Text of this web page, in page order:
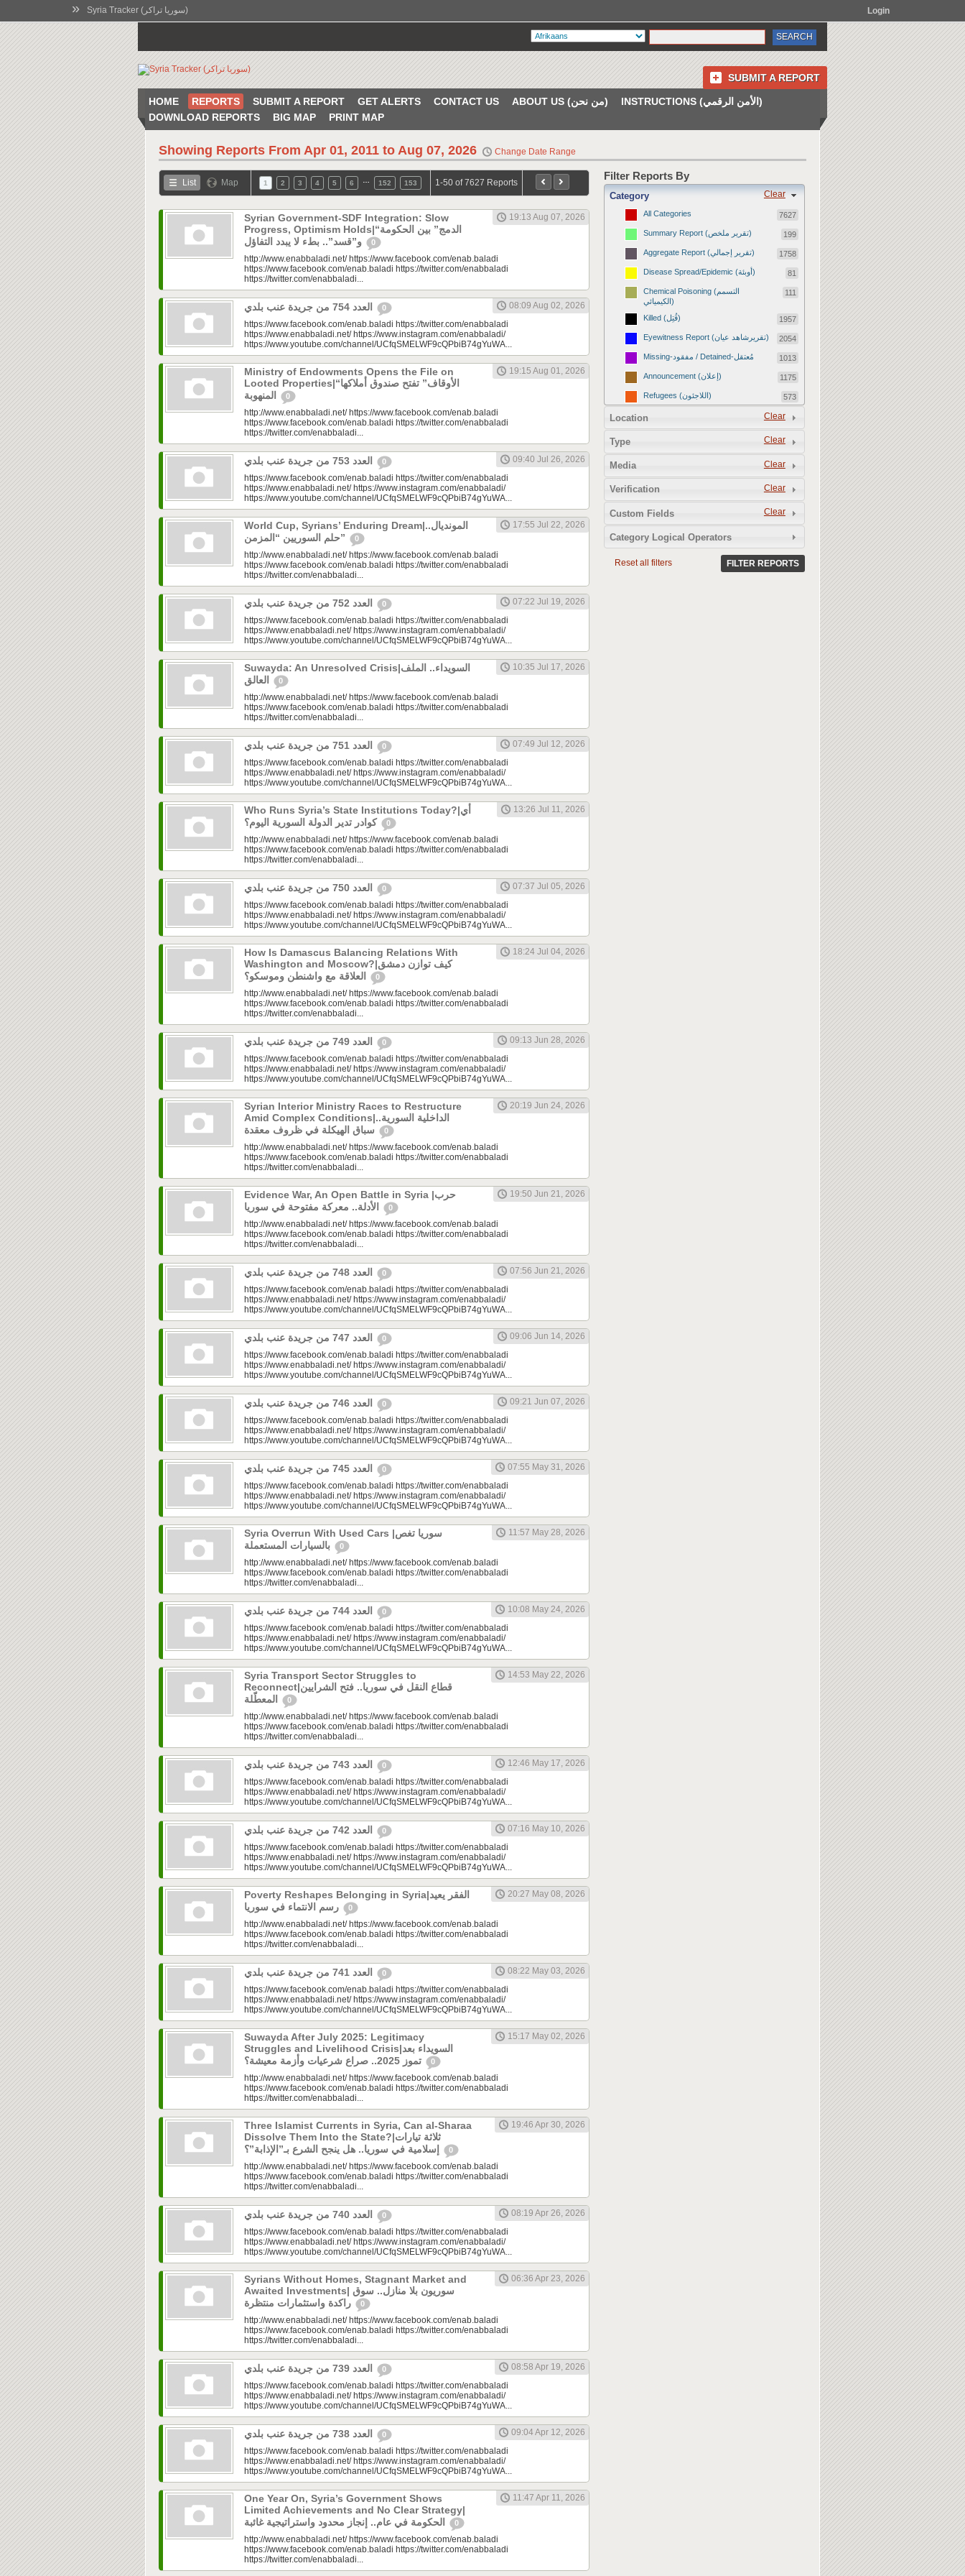
» Syria Tracker (سوريا تراكر) Login
SUBMIT A REPORT
HOME REPORTS SUBMIT A REPORT GET ALERTS CONTACT US ABOUT US (من نحن)
INSTRUCTIONS (الأمن الرقمي)
DOWNLOAD REPORTS
BIG MAP PRINT MAP
Showing Reports From Apr 01, 2011 to Aug 07, 2026 Change Date Range
List Map 1 2 3 4 5 6 152 153 1-50 of 7627 Reports
Syrian Government-SDF Integration: Slow
Progress, Optimism Holds|“الدمج” بين الحكومة
0
19:13 Aug 07, 2026
http://www.enabbaladi.net/ https://www.facebook.com/enab.baladi
https://www.facebook.com/enab.baladi https://twitter.com/enabbaladi
https://twitter.com/enabbaladi...
0
08:09 Aug 02, 2026
https://www.facebook.com/enab.baladi https://twitter.com/enabbaladi
https://www.enabbaladi.net/ https://www.instagram.com/enabbaladi/
https://www.youtube.com/channel/UCfqSMELWF9cQPbiB74gYuWA...
Ministry of Endowments Opens the File on
Looted Properties|“الأوقاف” تفتح صندوق أملاكها
0
19:15 Aug 01, 2026
http://www.enabbaladi.net/ https://www.facebook.com/enab.baladi
https://www.facebook.com/enab.baladi https://twitter.com/enabbaladi
https://twitter.com/enabbaladi...
0
09:40 Jul 26, 2026
https://www.facebook.com/enab.baladi https://twitter.com/enabbaladi
https://www.enabbaladi.net/ https://www.instagram.com/enabbaladi/
https://www.youtube.com/channel/UCfqSMELWF9cQPbiB74gYuWA...
World Cup, Syrians’ Enduring Dream|المونديال..
حلم السوريين “المزمن”
0
17:55 Jul 22, 2026
http://www.enabbaladi.net/ https://www.facebook.com/enab.baladi
https://www.facebook.com/enab.baladi https://twitter.com/enabbaladi
https://twitter.com/enabbaladi...
0
07:22 Jul 19, 2026
https://www.facebook.com/enab.baladi https://twitter.com/enabbaladi
https://www.enabbaladi.net/ https://www.instagram.com/enabbaladi/
https://www.youtube.com/channel/UCfqSMELWF9cQPbiB74gYuWA...
Suwayda: An Unresolved Crisis|السويداء.. الملف
0
10:35 Jul 17, 2026
http://www.enabbaladi.net/ https://www.facebook.com/enab.baladi
https://www.facebook.com/enab.baladi https://twitter.com/enabbaladi
https://twitter.com/enabbaladi...
0
07:49 Jul 12, 2026
https://www.facebook.com/enab.baladi https://twitter.com/enabbaladi
https://www.enabbaladi.net/ https://www.instagram.com/enabbaladi/
https://www.youtube.com/channel/UCfqSMELWF9cQPbiB74gYuWA...
Who Runs Syria’s State Institutions Today?|أي
كوادر تدير الدولة السورية اليوم؟
0
13:26 Jul 11, 2026
http://www.enabbaladi.net/ https://www.facebook.com/enab.baladi
https://www.facebook.com/enab.baladi https://twitter.com/enabbaladi
https://twitter.com/enabbaladi...
0
07:37 Jul 05, 2026
https://www.facebook.com/enab.baladi https://twitter.com/enabbaladi
https://www.enabbaladi.net/ https://www.instagram.com/enabbaladi/
https://www.youtube.com/channel/UCfqSMELWF9cQPbiB74gYuWA...
How Is Damascus Balancing Relations With
Washington and Moscow?|كيف توازن دمشق
0
18:24 Jul 04, 2026
http://www.enabbaladi.net/ https://www.facebook.com/enab.baladi
https://www.facebook.com/enab.baladi https://twitter.com/enabbaladi
https://twitter.com/enabbaladi...
0
09:13 Jun 28, 2026
https://www.facebook.com/enab.baladi https://twitter.com/enabbaladi
https://www.enabbaladi.net/ https://www.instagram.com/enabbaladi/
https://www.youtube.com/channel/UCfqSMELWF9cQPbiB74gYuWA...
Syrian Interior Ministry Races to Restructure
Amid Complex Conditions|الداخلية السورية..
0
20:19 Jun 24, 2026
http://www.enabbaladi.net/ https://www.facebook.com/enab.baladi
https://www.facebook.com/enab.baladi https://twitter.com/enabbaladi
https://twitter.com/enabbaladi...
Evidence War, An Open Battle in Syria |حرب
0
19:50 Jun 21, 2026
http://www.enabbaladi.net/ https://www.facebook.com/enab.baladi
https://www.facebook.com/enab.baladi https://twitter.com/enabbaladi
https://twitter.com/enabbaladi...
0
07:56 Jun 21, 2026
https://www.facebook.com/enab.baladi https://twitter.com/enabbaladi
https://www.enabbaladi.net/ https://www.instagram.com/enabbaladi/
https://www.youtube.com/channel/UCfqSMELWF9cQPbiB74gYuWA...
0
09:06 Jun 14, 2026
https://www.facebook.com/enab.baladi https://twitter.com/enabbaladi
https://www.enabbaladi.net/ https://www.instagram.com/enabbaladi/
https://www.youtube.com/channel/UCfqSMELWF9cQPbiB74gYuWA...
0
09:21 Jun 07, 2026
https://www.facebook.com/enab.baladi https://twitter.com/enabbaladi
https://www.enabbaladi.net/ https://www.instagram.com/enabbaladi/
https://www.youtube.com/channel/UCfqSMELWF9cQPbiB74gYuWA...
0
07:55 May 31, 2026
https://www.facebook.com/enab.baladi https://twitter.com/enabbaladi
https://www.enabbaladi.net/ https://www.instagram.com/enabbaladi/
https://www.youtube.com/channel/UCfqSMELWF9cQPbiB74gYuWA...
Syria Overrun With Used Cars |سوريا تغص
0
11:57 May 28, 2026
http://www.enabbaladi.net/ https://www.facebook.com/enab.baladi
https://www.facebook.com/enab.baladi https://twitter.com/enabbaladi
https://twitter.com/enabbaladi...
0
10:08 May 24, 2026
https://www.facebook.com/enab.baladi https://twitter.com/enabbaladi
https://www.enabbaladi.net/ https://www.instagram.com/enabbaladi/
https://www.youtube.com/channel/UCfqSMELWF9cQPbiB74gYuWA...
Syria Transport Sector Struggles to
Reconnect|قطاع النقل في سوريا.. فتح الشرايين
0
14:53 May 22, 2026
http://www.enabbaladi.net/ https://www.facebook.com/enab.baladi
https://www.facebook.com/enab.baladi https://twitter.com/enabbaladi
https://twitter.com/enabbaladi...
0
12:46 May 17, 2026
https://www.facebook.com/enab.baladi https://twitter.com/enabbaladi
https://www.enabbaladi.net/ https://www.instagram.com/enabbaladi/
https://www.youtube.com/channel/UCfqSMELWF9cQPbiB74gYuWA...
0
07:16 May 10, 2026
https://www.facebook.com/enab.baladi https://twitter.com/enabbaladi
https://www.enabbaladi.net/ https://www.instagram.com/enabbaladi/
https://www.youtube.com/channel/UCfqSMELWF9cQPbiB74gYuWA...
Poverty Reshapes Belonging in Syria|الفقر يعيد
0
20:27 May 08, 2026
http://www.enabbaladi.net/ https://www.facebook.com/enab.baladi
https://www.facebook.com/enab.baladi https://twitter.com/enabbaladi
https://twitter.com/enabbaladi...
0
08:22 May 03, 2026
https://www.facebook.com/enab.baladi https://twitter.com/enabbaladi
https://www.enabbaladi.net/ https://www.instagram.com/enabbaladi/
https://www.youtube.com/channel/UCfqSMELWF9cQPbiB74gYuWA...
Suwayda After July 2025: Legitimacy
Struggles and Livelihood Crisis|السويداء بعد
0
15:17 May 02, 2026
http://www.enabbaladi.net/ https://www.facebook.com/enab.baladi
https://www.facebook.com/enab.baladi https://twitter.com/enabbaladi
https://twitter.com/enabbaladi...
Three Islamist Currents in Syria, Can al-Sharaa
Dissolve Them Into the State?|ثلاثة تيارات
0
19:46 Apr 30, 2026
http://www.enabbaladi.net/ https://www.facebook.com/enab.baladi
https://www.facebook.com/enab.baladi https://twitter.com/enabbaladi
https://twitter.com/enabbaladi...
0
08:19 Apr 26, 2026
https://www.facebook.com/enab.baladi https://twitter.com/enabbaladi
https://www.enabbaladi.net/ https://www.instagram.com/enabbaladi/
https://www.youtube.com/channel/UCfqSMELWF9cQPbiB74gYuWA...
Syrians Without Homes, Stagnant Market and
Awaited Investments| سوريون بلا منازل.. سوق
0
06:36 Apr 23, 2026
http://www.enabbaladi.net/ https://www.facebook.com/enab.baladi
https://www.facebook.com/enab.baladi https://twitter.com/enabbaladi
https://twitter.com/enabbaladi...
0
08:58 Apr 19, 2026
https://www.facebook.com/enab.baladi https://twitter.com/enabbaladi
https://www.enabbaladi.net/ https://www.instagram.com/enabbaladi/
https://www.youtube.com/channel/UCfqSMELWF9cQPbiB74gYuWA...
0
09:04 Apr 12, 2026
https://www.facebook.com/enab.baladi https://twitter.com/enabbaladi
https://www.enabbaladi.net/ https://www.instagram.com/enabbaladi/
https://www.youtube.com/channel/UCfqSMELWF9cQPbiB74gYuWA...
One Year On, Syria’s Government Shows
Limited Achievements and No Clear Strategy|
0
11:47 Apr 11, 2026
http://www.enabbaladi.net/ https://www.facebook.com/enab.baladi
https://www.facebook.com/enab.baladi https://twitter.com/enabbaladi
https://twitter.com/enabbaladi...
Filter Reports By
Clear
Category
All Categories 7627
Summary Report (تقرير ملخص) 199
Aggregate Report (تقرير إجمالي) 1758
Disease Spread/Epidemic (أوبئة) 81
Chemical Poisoning (التسمم
الكيميائي)
111
Killed (قُتِل) 1957
Eyewitness Report (تقريرشاهد عيان) 2054
Missing-مفقود / Detained-مُعتقل 1013
Announcement (إعلان) 1175
Refugees (اللاجئون) 573
1672
Revenge Killings (القتل بدافع الانتقام) 11
2
13
Clear
Location
Clear
Type
Clear
Media
Clear
Verification
Clear
Custom Fields
Category Logical Operators
Reset all filters FILTER REPORTS